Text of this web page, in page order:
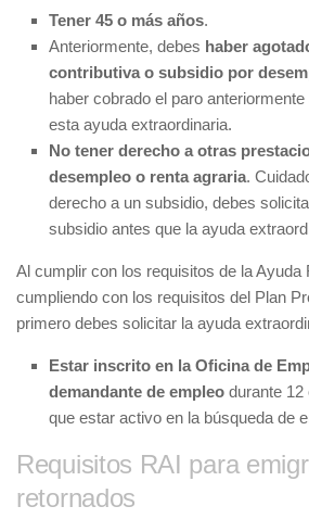
Tener 45 o más años.
Anteriormente, debes haber
contributiva o subsidio por
haber cobrado el paro
esta ayuda extraordinaria.
No tener derecho a otras
desempleo o renta agraria.
derecho a un subsidio, debes
subsidio antes que la ayuda
Al cumplir con los requisitos de la Ayuda
cumpliendo con los requisitos del Plan
primero debes solicitar la ayuda
Estar inscrito en la Oficina de
demandante de empleo durante
que estar activo en la búsqueda de
Requisitos RAI para
retornados